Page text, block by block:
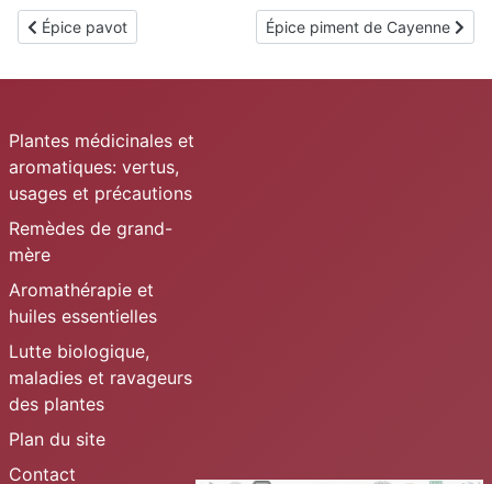
Article précédent : Épice pavot
Épice pavot Article suivant : Épice piment
Épice piment de Cayenne
Plantes médicinales et
aromatiques: vertus,
usages et précautions
Remèdes de grand-
mère
Aromathérapie et
huiles essentielles
Lutte biologique,
maladies et ravageurs
des plantes
Plan du site
Contact